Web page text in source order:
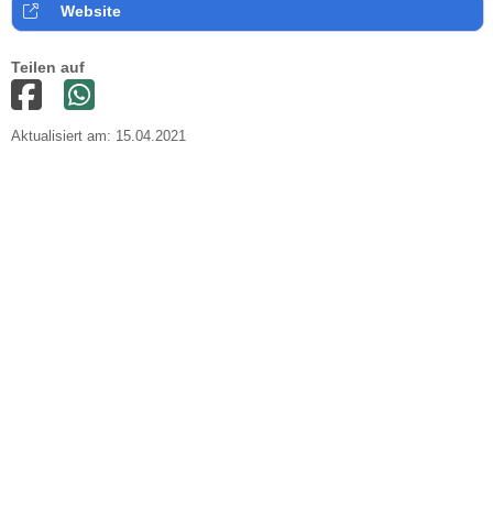
Website
Teilen auf
Aktualisiert am: 15.04.2021